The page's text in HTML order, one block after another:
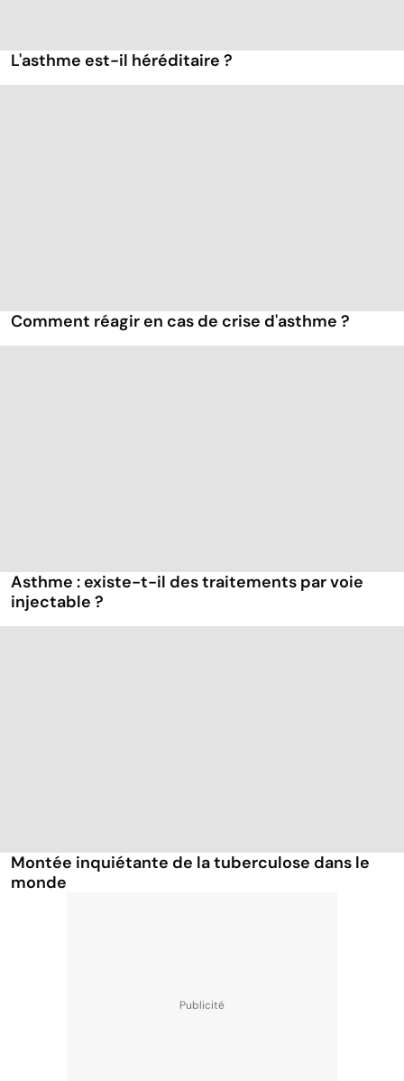
L'asthme est-il héréditaire ?
Comment réagir en cas de crise d'asthme ?
Asthme : existe-t-il des traitements par voie
injectable ?
Montée inquiétante de la tuberculose dans le
monde